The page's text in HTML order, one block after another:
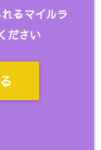
るマイルラ
ださい